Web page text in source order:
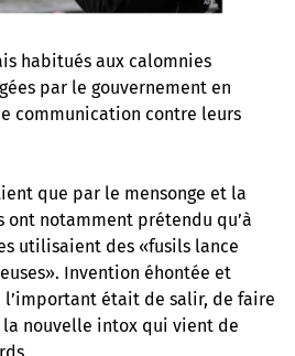
habitués aux calomnies
par le gouvernement en
communication contre leurs
que par le mensonge et la
ont notamment prétendu qu’à
utilisaient des «fusils lance
Invention éhontée et
était de salir, de faire
la nouvelle intox qui vient de